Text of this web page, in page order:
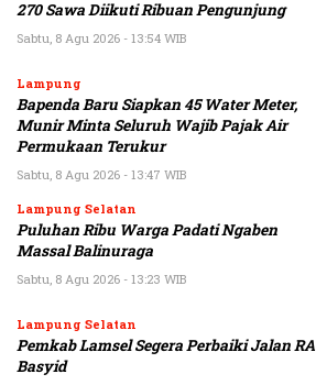
270 Sawa Diikuti Ribuan Pengunjung
Sabtu, 8 Agu 2026 - 13:54 WIB
Lampung
Bapenda Baru Siapkan 45 Water Meter,
Munir Minta Seluruh Wajib Pajak Air
Permukaan Terukur
Sabtu, 8 Agu 2026 - 13:47 WIB
Lampung Selatan
Puluhan Ribu Warga Padati Ngaben
Massal Balinuraga
Sabtu, 8 Agu 2026 - 13:23 WIB
Lampung Selatan
Pemkab Lamsel Segera Perbaiki Jalan RA
Basyid